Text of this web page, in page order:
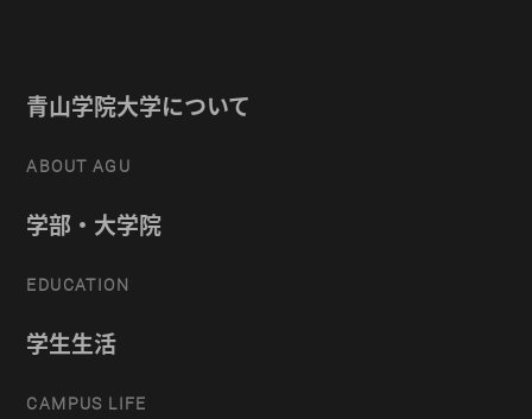
青山学院大学について
ABOUT AGU
学部・大学院
EDUCATION
学生生活
CAMPUS LIFE